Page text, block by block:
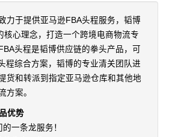
力于提供亚马逊FBA头程服务，韬博
核心理念，打造一个跨境电商物流专
头程是韬博供应链的拳头产品，可
程综合方案，韬博的专业清关团队进
货和转派到指定亚马逊仓库和其他地
方案。
优势
一条龙服务！